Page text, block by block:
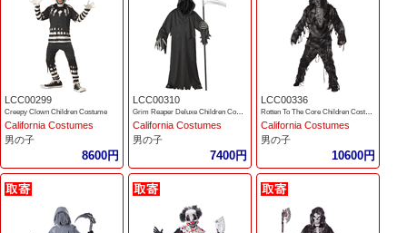
LCC00299
Creepy Clown Children Costume
California Costumes
男の子
8600円
LCC00310
California Costumes
男の子
7400円
LCC00336
California Costumes
男の子
10600円